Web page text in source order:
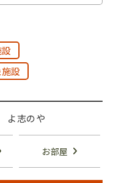
設
よ志のや
お部屋